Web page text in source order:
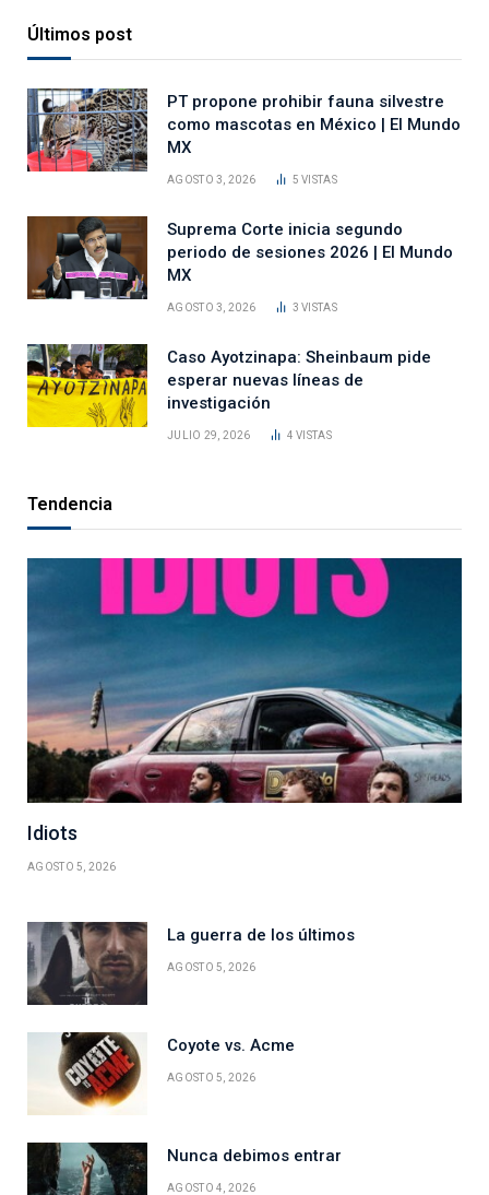
Últimos post
PT propone prohibir fauna silvestre
como mascotas en México | El Mundo
MX
AGOSTO 3, 2026 5VISTAS
Suprema Corte inicia segundo
periodo de sesiones 2026 | El Mundo
MX
AGOSTO 3, 2026 3VISTAS
Caso Ayotzinapa: Sheinbaum pide
esperar nuevas líneas de
investigación
JULIO 29, 2026 4VISTAS
Tendencia
Idiots
AGOSTO 5, 2026
La guerra de los últimos
AGOSTO 5, 2026
Coyote vs. Acme
AGOSTO 5, 2026
Nunca debimos entrar
AGOSTO 4, 2026